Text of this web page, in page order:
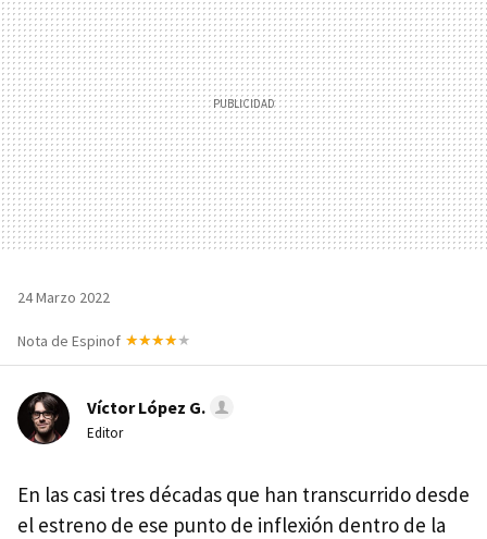
24 Marzo 2022
Nota de Espinof
Víctor López G.
Editor
En las casi tres décadas que han transcurrido desde
el estreno de ese punto de inflexión dentro de la